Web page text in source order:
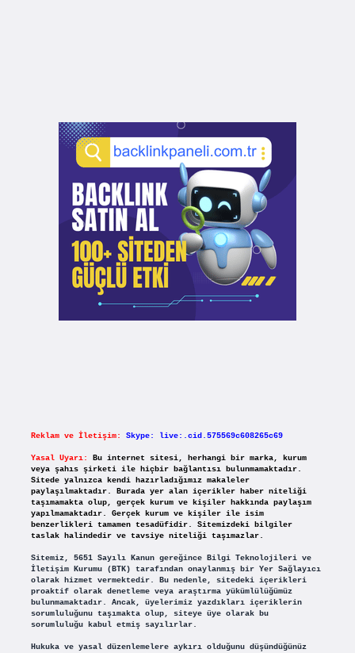
Reklam ve İletişim: Skype: live:.cid.575569c608265c69
Yasal Uyarı:
Bu internet sitesi, herhangi bir marka, kurum
veya şahıs şirketi ile hiçbir bağlantısı bulunmamaktadır.
Sitede yalnızca kendi hazırladığımız makaleler
paylaşılmaktadır. Burada yer alan içerikler haber niteliği
taşımamakta olup, gerçek kurum ve kişiler hakkında paylaşım
yapılmamaktadır. Gerçek kurum ve kişiler ile isim
benzerlikleri tamamen tesadüfidir. Sitemizdeki bilgiler
taslak halindedir ve tavsiye niteliği taşımazlar.
Sitemiz, 5651 Sayılı Kanun gereğince Bilgi Teknolojileri ve
İletişim Kurumu (BTK) tarafından onaylanmış bir Yer Sağlayıcı
olarak hizmet vermektedir. Bu nedenle, sitedeki içerikleri
proaktif olarak denetleme veya araştırma yükümlülüğümüz
bulunmamaktadır. Ancak, üyelerimiz yazdıkları içeriklerin
sorumluluğunu taşımakta olup, siteye üye olarak bu
sorumluluğu kabul etmiş sayılırlar.
Hukuka ve yasal düzenlemelere aykırı olduğunu düşündüğünüz